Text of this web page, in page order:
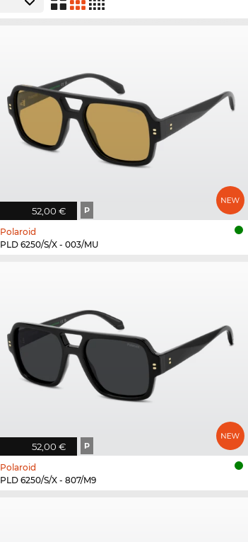
52,00 € P
Polaroid
PLD 6250/S/X - 003/MU
52,00 € P
Polaroid
PLD 6250/S/X - 807/M9